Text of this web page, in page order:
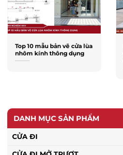
Top 10 mẫu bản vẽ cửa lùa
nhôm kính thông dụng
DANH MỤC SẢN PHẨM
CỬA ĐI